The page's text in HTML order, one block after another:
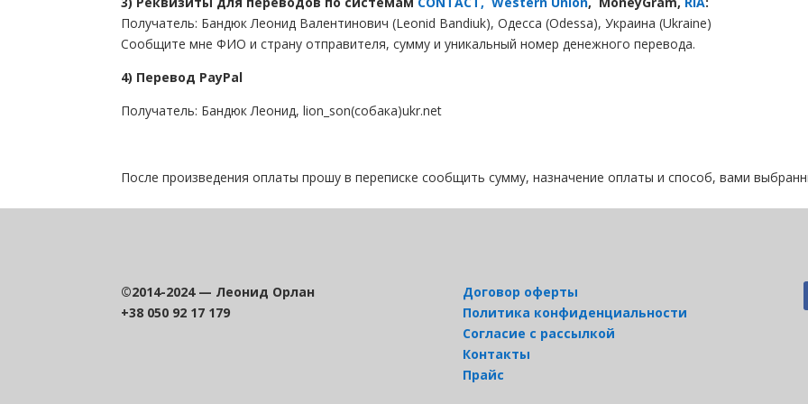
Получатель: Бандюк Леонид Валентинович (Leonid Bandiuk), Одесса (Odessa), Украина (Ukraine)
Сообщите мне ФИО и страну отправителя, сумму и уникальный номер денежного перевода.
4) Перевод PayPal
Получатель: Бандюк Леонид, lion_son(собака)ukr.net
После произведения оплаты прошу в переписке сообщить сумму, назначение оплаты и способ, вами
©2014-2024 — Леонид Орлан
+38 050 92 17 179
Договор оферты
Политика конфиденциальности
Согласие с рассылкой
Контакты
Прайс